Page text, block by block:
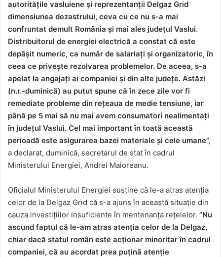
autoritățile vasluiene și reprezentanții Delgaz Grid
dimensiunea dezastrului, ceva cu ce nu s-a mai
confruntat demult România și mai ales județul Vaslui.
Distribuitorul de energiei electrică a constat că este
depășit numeric, ca număr de salariați și organizatoric, în
ceea ce privește rezolvarea problemelor. De aceea, s-a
apelat la angajați ai companiei și din alte județe. Astăzi
(n.r.-duminică) au putut spune că în zece zile vor fi
remediate probleme din rețeaua de medie tensiune, iar
până pe 5 mai să nu mai avem consumatori nealimentați
în județul Vaslui. Cel mai important în toată această
perioadă este asigurarea bazei materiale și cele umane”,
a declarat, duminică, secretarul de stat în cadrul
Ministerului Energiei, Andrei Maioreanu.
Oficialul Ministerului Energiei susține că le-a atras atenția
celor de la Delgaz Grid că s-a ajuns în această situație din
cauza investițiilor insuficiente în mentenanța rețelelor. ”Nu
ascund faptul că le-am atras atenția celor de la Delgaz,
chiar dacă statul român este acționar minoritar în cadrul
companiei, că au acordat prea puțină atenție